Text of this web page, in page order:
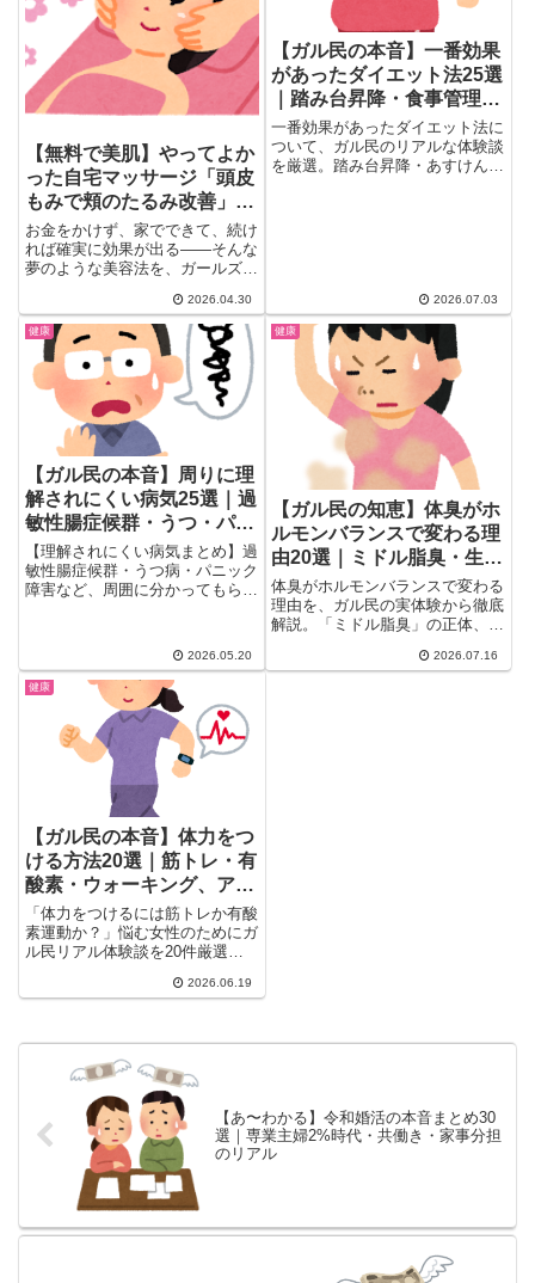
【無料で美肌】やってよか
った自宅マッサージ「頭皮
もみで頬のたるみ改善」
「舌回し・かっさで小顔」
「お風呂上がりのオイルマ
ッサージ」
お金をかけず、家でできて、続け
れば確実に効果が出る——そんな
夢のような美容法を、ガールズち
2026.04.30
【ガル民の本音】一番効果
があったダイエット法25選
｜踏み台昇降・食事管理・
停滞期打開のコツ
一番効果があったダイエット法に
ついて、ガル民のリアルな体験談
を厳選。踏み台昇降・あすけん・
2026.07.03
健康
【ガル民の本音】周りに理
解されにくい病気25選｜過
敏性腸症候群・うつ・パニ
ック障害のリアルな声まと
め
【理解されにくい病気まとめ】過
敏性腸症候群・うつ病・パニック
障害など、周囲に分かってもらえ
う」「甘え」と言われ続ける当事
者の本音と共感コメント25選以
上を一気にチェック。
2026.05.20
健康
【ガル民の知恵】体臭がホ
ルモンバランスで変わる理
由20選｜ミドル脂臭・生理
中の匂い対策まとめ
体臭がホルモンバランスで変わる
理由を、ガル民の実体験から徹底
解説。「ミドル脂臭」の正体、生
鉛サプリや食事が体臭に与える影
2026.07.16
健康
【ガル民の本音】体力をつ
ける方法20選｜筋トレ・有
酸素・ウォーキング、アラ
フォー女性のリアル体験談
「体力をつけるには筋トレか有酸
素運動か？」悩む女性のためにガ
ル民リアル体験談を20件厳選。
法とは？ウォーキング・スクワッ
音を一挙まとめ。50代から筋ト
レを始めて劇的変化した体験も紹
介します。
2026.06.19
【あ〜わかる】令和婚活の本音まとめ30
選｜専業主婦2%時代・共働き・家事分担
のリアル